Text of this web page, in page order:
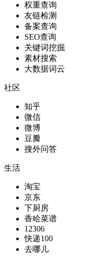
权重查询
友链检测
备案查询
SEO查询
关键词挖掘
素材搜索
大数据词云
社区
知乎
微信
微博
豆瓣
搜外问答
生活
淘宝
京东
下厨房
香哈菜谱
12306
快递100
去哪儿